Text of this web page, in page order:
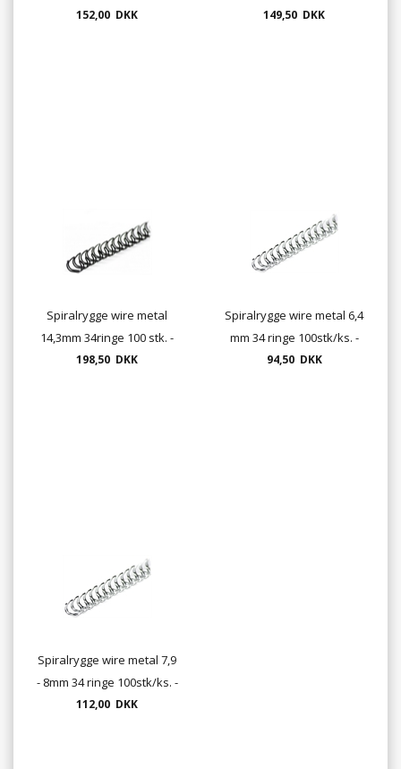
152,00 DKK
sort, hvid, rød, blå el. sølv
149,50 DKK
Spiralrygge wire metal
14,3mm 34ringe 100 stk. -
sort, hvid, rød, blå el. sølv
198,50 DKK
Spiralrygge wire metal 6,4
mm 34 ringe 100stk/ks. -
mange farver
94,50 DKK
Spiralrygge wire metal 7,9
- 8mm 34 ringe 100stk/ks. -
sort , hvid, rød, blå og sølv
112,00 DKK